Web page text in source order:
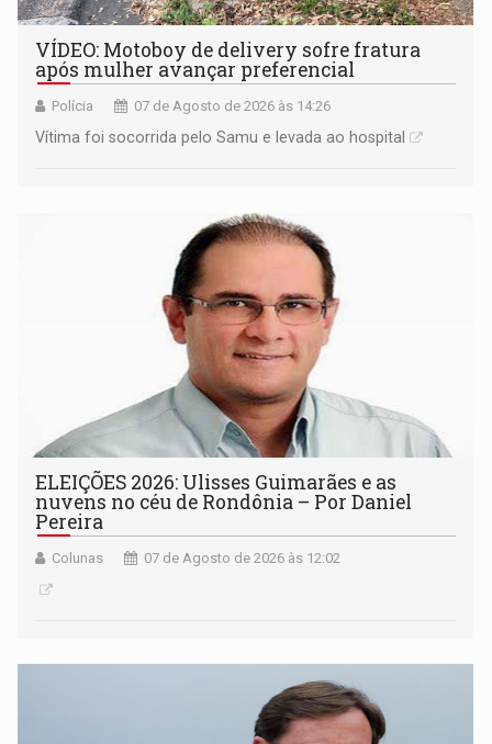
VÍDEO: Motoboy de delivery sofre fratura
após mulher avançar preferencial
Polícia 07 de Agosto de 2026 às 14:26
Vítima foi socorrida pelo Samu e levada ao hospital
ELEIÇÕES 2026: Ulisses Guimarães e as
nuvens no céu de Rondônia – Por Daniel
Pereira
Colunas 07 de Agosto de 2026 às 12:02